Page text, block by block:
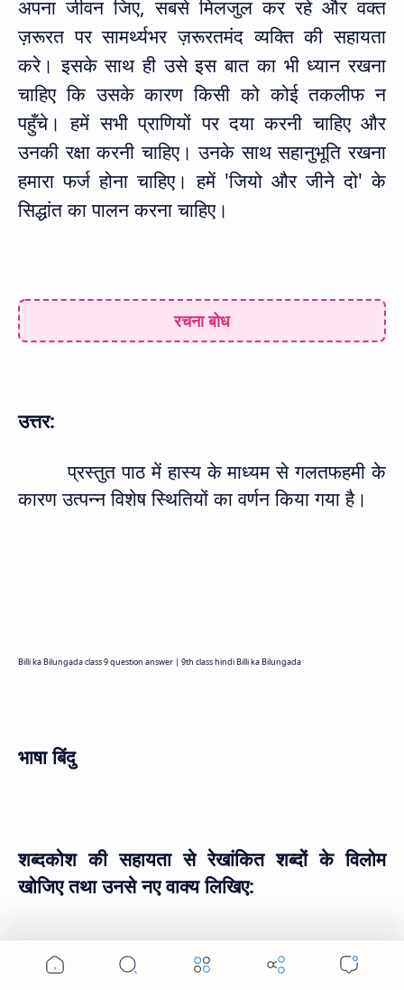
अपना जीवन जिए,सबसे मिलजुल कर रहे और वक्त
ज़रूरत पर सामर्थ्यभर ज़रूरतमंद व्यक्ति की सहायता
करे। इसके साथ ही उसे इस बात का भी ध्यान रखना
चाहिए कि उसके कारण किसी को कोई तकलीफ न
पहुँचे। हमें सभी प्राणियों पर दया करनी चाहिए और
उनकी रक्षा करनी चाहिए। उनके साथ सहानुभूति रखना
हमारा फर्ज होना चाहिए। हमें 'जियो और जीने दो'के
सिद्धांत का पालन करना चाहिए।
रचना बोध
उत्तर:
प्रस्तुत पाठ में हास्य के माध्यम से गलतफहमी के
कारण उत्पन्न विशेष स्थितियों का वर्णन किया गया है।
Billi ka Bilungada class 9 question answer | 9th class hindi Billi ka Bilungada
भाषा बिंदु
शब्दकोश की सहायता से रेखांकित शब्दों के विलोम
खोजिए तथा उनसे नए वाक्य लिखिए: